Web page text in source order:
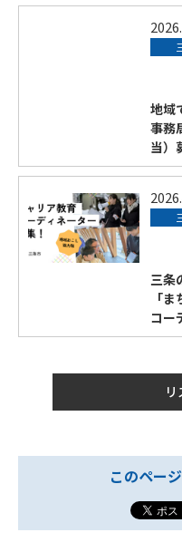
地域
事務
当）
三条
「
コー
このペー